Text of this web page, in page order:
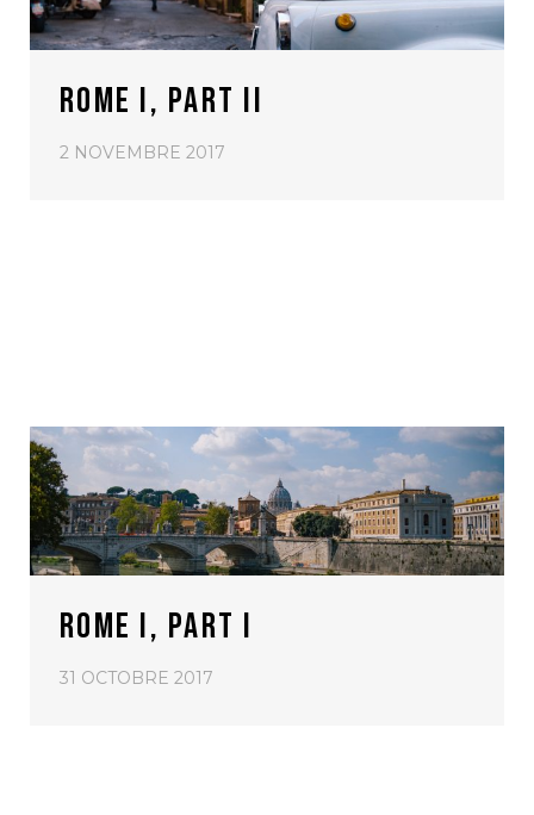
ROME I, PART II
2 NOVEMBRE 2017
ROME I, PART I
31 OCTOBRE 2017